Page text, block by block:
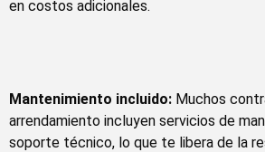
en costos adicionales.
Mantenimiento incluido: Muchos
arrendamiento incluyen servicios de
soporte técnico, lo que te libera de la